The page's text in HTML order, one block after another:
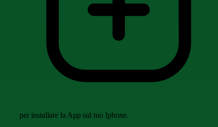
per installare la App sul tuo Iphone.